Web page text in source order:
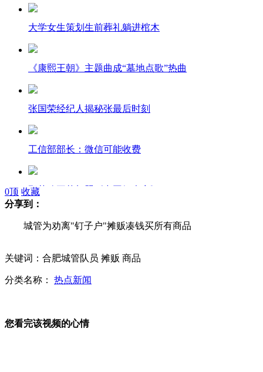
大学女生策划生前葬礼躺进棺木
《康熙王朝》主题曲成“墓地点歌”热曲
张国荣经纪人揭秘张最后时刻
工信部部长：微信可能收费
那英称王菲加盟《中国好声音》
男子地铁尾随单身女子 抢劫手机
0顶 收藏
分享到：
城管为劝离"钉子户"摊贩凑钱买所有商品
关键词：合肥城管队员 摊贩 商品
分类名称： 热点新闻
您看完该视频的心情